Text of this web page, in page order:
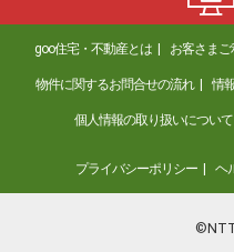
goo住宅・不動産とは お客さま
物件に関するお問合せの流れ 情
個人情報の取り扱いについて
プライバシーポリシー ヘ